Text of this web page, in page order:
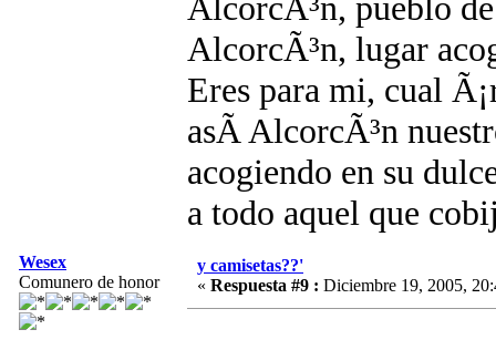
AlcorcÃ³n, lugar
Eres para mi, cual
asÃ­ AlcorcÃ³n
acogiendo en su
a todo aquel que
Wesex
Comunero de honor
y camisetas??'
« Respuesta #9 : Diciembre 19, 2005,